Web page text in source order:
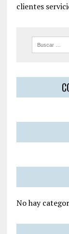
clientes
No hay